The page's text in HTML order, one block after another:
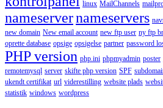
linux MailChannels
nameservernameservers
new domain New email account new ftp user ny ftp
oprette database opsige opsigelse partner password
PHP version php.ini phpmyadmin poster
remotemysql server skifte php version SPF
ukendt certifikat url viderestilling website plads
statistik windows wordpress